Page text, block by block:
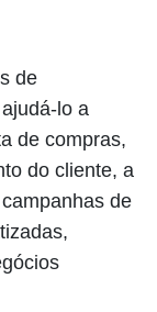
de
lo a
de compras,
do cliente, a
de